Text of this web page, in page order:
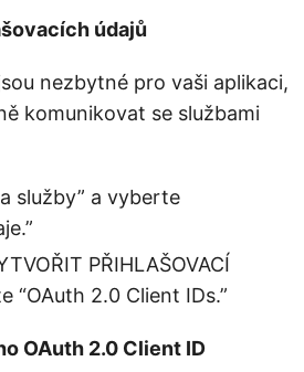
údajů
nezbytné pro vaši aplikaci,
komunikovat se službami
služby” a vyberte
PŘIHLAŠOVACÍ
“OAuth 2.0 Client IDs.”
OAuth 2.0 Client ID